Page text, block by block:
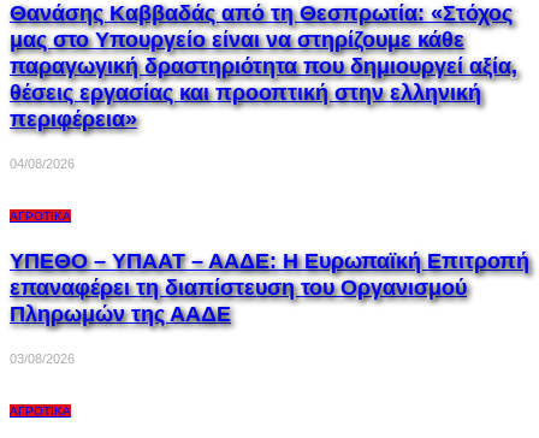
Θανάσης Καββαδάς από τη Θεσπρωτία: «Στόχος
μας στο Υπουργείο είναι να στηρίζουμε κάθε
παραγωγική δραστηριότητα που δημιουργεί αξία,
θέσεις εργασίας και προοπτική στην ελληνική
περιφέρεια»
04/08/2026
ΑΓΡΟΤΙΚΆ
ΥΠΕΘΟ – ΥΠΑΑΤ – ΑΑΔΕ: H Ευρωπαϊκή Επιτροπή
επαναφέρει τη διαπίστευση του Οργανισμού
Πληρωμών της ΑΑΔΕ
03/08/2026
ΑΓΡΟΤΙΚΆ